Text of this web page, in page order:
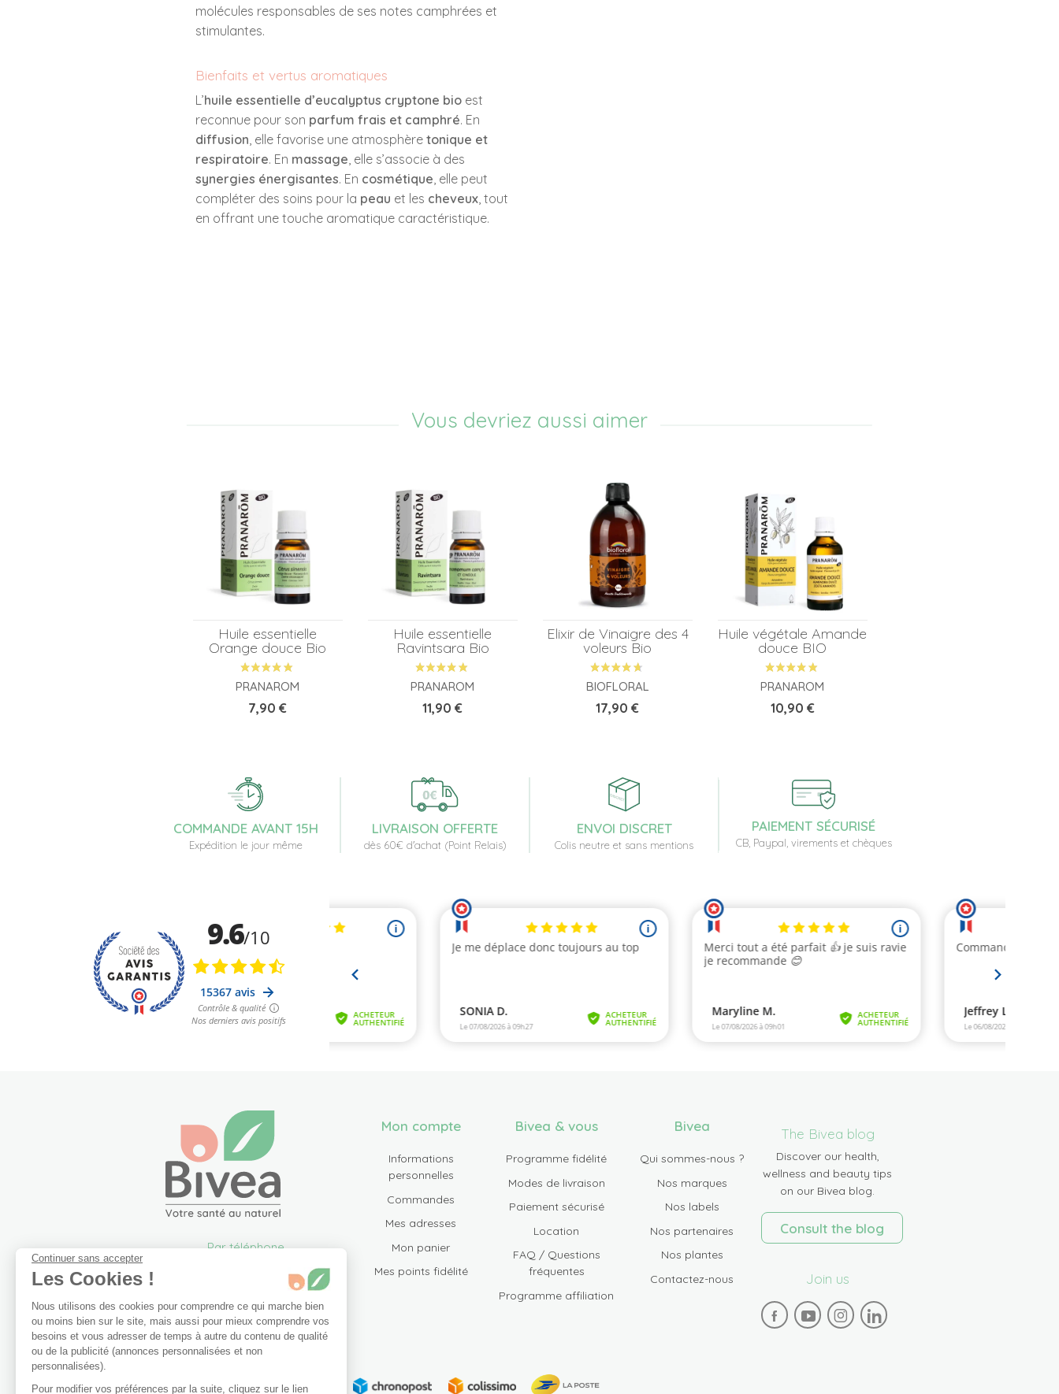
molécules responsables de ses notes camphrées et
stimulantes.
Bienfaits et vertus aromatiques
L’huile essentielle d’eucalyptus cryptone bio est
reconnue pour son parfum frais et camphré. En
diffusion, elle favorise une atmosphère tonique et
respiratoire. En massage, elle s’associe à des
synergies énergisantes. En cosmétique, elle peut
compléter des soins pour la peau et les cheveux, tout
en offrant une touche aromatique caractéristique.
Vous devriez aussi aimer
Huile essentielle
Orange douce Bio
PRANAROM
Prix
7,90 €
Huile essentielle
Ravintsara Bio
PRANAROM
Prix
11,90 €
Elixir de Vinaigre des 4
voleurs Bio
BIOFLORAL
Prix
17,90 €
Huile végétale Amande
douce BIO
PRANAROM
Prix
10,90 €
COMMANDE AVANT 15H
Expédition le jour même
LIVRAISON OFFERTE
dès 60€ d'achat (Point Relais)
ENVOI DISCRET
Colis neutre et sans mentions
PAIEMENT SÉCURISÉ
CB, Paypal, virements et chèques
Par téléphone
info@bivea.com
6 rue du Solarium
33170 Gradignan
France Métropolitaine
Mon compte
Informations
personnelles
Commandes
Mes adresses
Mon panier
Mes points fidélité
Bivea & vous
Programme fidélité
Modes de livraison
Paiement sécurisé
Location
FAQ / Questions
fréquentes
Programme affiliation
Bivea
Qui sommes-nous ?
Nos marques
Nos labels
Nos partenaires
Nos plantes
Contactez-nous
The Bivea blog
Discover our health,
wellness and beauty tips
on our Bivea blog.
Consult the blog
Join us
Continuer sans accepter
Les Cookies !
Nous utilisons des cookies pour comprendre ce qui marche bien
ou moins bien sur le site, mais aussi pour mieux comprendre vos
besoins et vous adresser de temps à autre du contenu de qualité
ou de la publicité (annonces personnalisées et non
personnalisées).
Pour modifier vos préférences par la suite, cliquez sur le lien